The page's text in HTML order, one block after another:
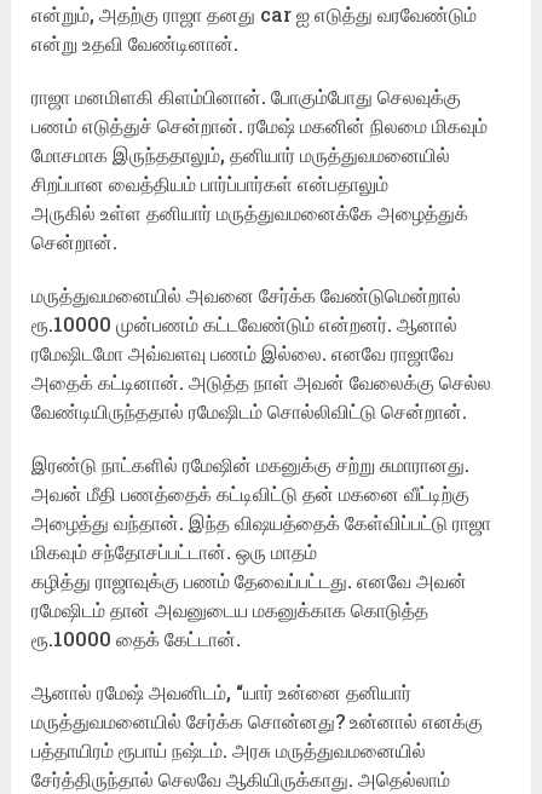
என்றும், அதற்கு ராஜா தனது car ஐ எடுத்து வரவேண்டும்
என்று உதவி வேண்டினான்.
ராஜா மனமிளகி கிளம்பினான். போகும்போது செலவுக்கு
பணம் எடுத்துச் சென்றான். ரமேஷ் மகனின் நிலமை மிகவும்
மோசமாக இருந்ததாலும், தனியார் மருத்துவமனையில்
சிறப்பான வைத்தியம் பார்ப்பார்கள் என்பதாலும்
அருகில் உள்ள தனியார் மருத்துவமனைக்கே அழைத்துக்
சென்றான்.
மருத்துவமனையில் அவனை சேர்க்க வேண்டுமென்றால்
ரூ.10000 முன்பணம் கட்டவேண்டும் என்றனர். ஆனால்
ரமேஷிடமோ அவ்வளவு பணம் இல்லை. எனவே ராஜாவே
அதைக் கட்டினான். அடுத்த நாள் அவன் வேலைக்கு செல்ல
வேண்டியிருந்ததால் ரமேஷிடம் சொல்லிவிட்டு சென்றான்.
இரண்டு நாட்களில் ரமேஷின் மகனுக்கு சற்று சுமாரானது.
அவன் மீதி பணத்தைக் கட்டிவிட்டு தன் மகனை வீட்டிற்கு
அழைத்து வந்தான். இந்த விஷயத்தைக் கேள்விப்பட்டு ராஜா
மிகவும் சந்தோசப்பட்டான். ஒரு மாதம்
கழித்து ராஜாவுக்கு பணம் தேவைப்பட்டது. எனவே அவன்
ரமேஷிடம் தான் அவனுடைய மகனுக்காக கொடுத்த
ரூ.10000 தைக் கேட்டான்.
ஆனால் ரமேஷ் அவனிடம், “யார் உன்னை தனியார்
மருத்துவமனையில் சேர்க்க சொன்னது? உன்னால் எனக்கு
பத்தாயிரம் ரூபாய் நஷ்டம். அரசு மருத்துவமனையில்
சேர்த்திருந்தால் செலவே ஆகியிருக்காது. அதெல்லாம்